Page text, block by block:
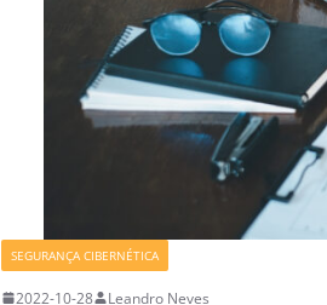
SEGURANÇA CIBERNÉTICA
2022-10-28 Leandro Neves